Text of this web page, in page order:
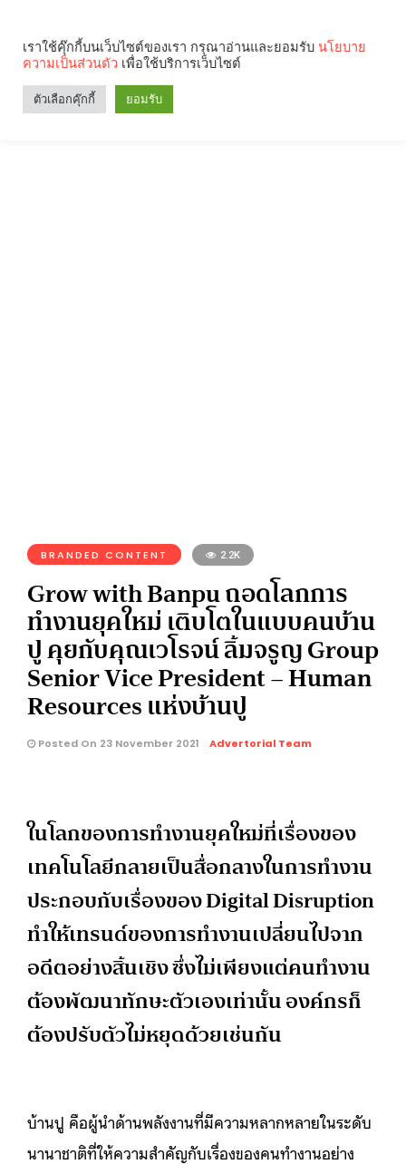
BRANDED CONTENT 2.2K
Grow with Banpu ถอดโลกการ
ทำงานยุคใหม่ เติบโตในแบบคนบ้าน
ปู คุยกับคุณเวโรจน์ ลิ้มจรูญ Group
Senior Vice President – Human
Resources แห่งบ้านปู
Posted On 23 November 2021 Advertorial Team
ในโลกของการทำงานยุคใหม่ที่เรื่องของ
เทคโนโลยีกลายเป็นสื่อกลางในการทำงาน
ประกอบกับเรื่องของ Digital Disruption
ทำให้เทรนด์ของการทำงานเปลี่ยนไปจาก
อดีตอย่างสิ้นเชิง ซึ่งไม่เพียงแต่คนทำงาน
ต้องพัฒนาทักษะตัวเองเท่านั้น องค์กรก็
ต้องปรับตัวไม่หยุดด้วยเช่นกัน
บ้านปู คือผู้นำด้านพลังงานที่มีความหลากหลายในระดับ
นานาชาติที่ให้ความสำคัญกับเรื่องของคนทำงานอย่าง
เราใช้คุ๊กกี้บนเว็บไซต์ของเรา กรุณาอ่านและยอมรับ นโยบาย
ความเป็นส่วนตัว เพื่อใช้บริการเว็บไซต์
ตัวเลือกคุ๊กกี้ ยอมรับ